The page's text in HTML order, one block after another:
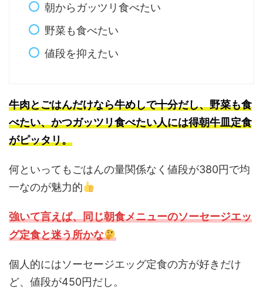
朝からガッツリ食べたい
野菜も食べたい
値段を抑えたい
牛肉とごはんだけなら牛めしで十分だし、野菜も食
べたい、かつガッツリ食べたい人には得朝牛皿定食
がピッタリ。
何といってもごはんの量関係なく値段が380円で均
一なのが魅力的
強いて言えば、同じ朝食メニューのソーセージエッ
グ定食と迷う所かな
個人的にはソーセージエッグ定食の方が好きだけ
ど、値段が450円だし。